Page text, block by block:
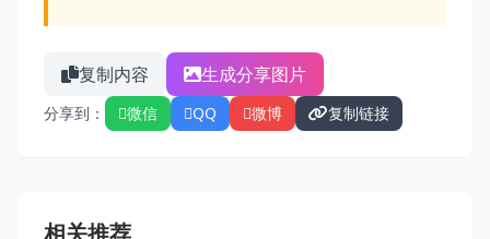
复制内容 生成分享图片
分享到： 微信 QQ 微博 复制链接